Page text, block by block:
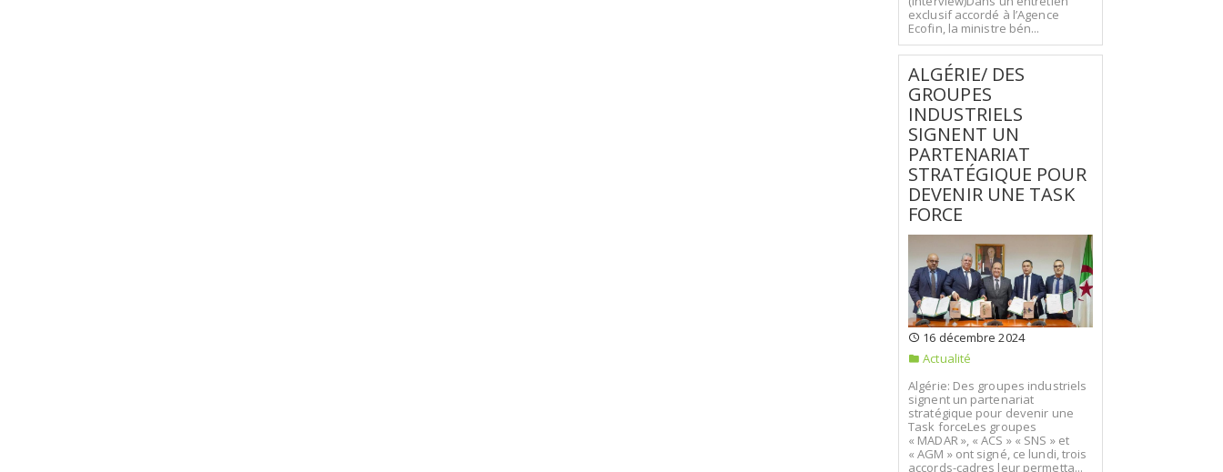
exclusif accordé à l’Agence
Ecofin, la ministre bén...
ALGÉRIE/ DES
GROUPES
INDUSTRIELS
SIGNENT UN
PARTENARIAT
STRATÉGIQUE POUR
DEVENIR UNE TASK
FORCE
16 décembre 2024
Actualité
Algérie: Des groupes industriels
signent un partenariat
stratégique pour devenir une
Task forceLes groupes
« MADAR », « ACS » « SNS » et
« AGM » ont signé, ce lundi, trois
accords-cadres leur permetta...